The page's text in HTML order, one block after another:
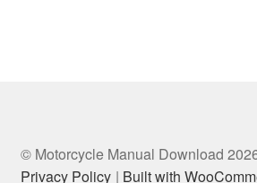
© Motorcycle Manual Download
Privacy Policy
Built with